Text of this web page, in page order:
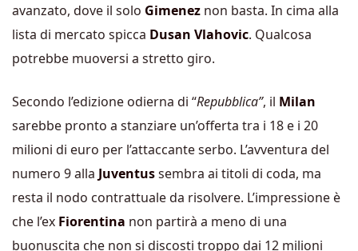
avanzato, dove il solo Gimenez non basta. In cima alla
lista di mercato spicca Dusan Vlahovic. Qualcosa
potrebbe muoversi a stretto giro.
Secondo l’edizione odierna di “Repubblica”, il Milan
sarebbe pronto a stanziare un’offerta tra i 18 e i 20
milioni di euro per l’attaccante serbo. L’avventura del
numero 9 alla Juventussembra ai titoli di coda, ma
resta il nodo contrattuale da risolvere. L’impressione è
che l’ex Fiorentina non partirà a meno di una
buonuscita che non si discosti troppo dai 12 milioni